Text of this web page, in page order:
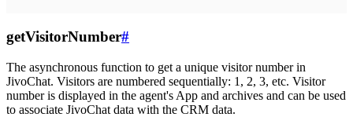
getVisitorNumber#
The asynchronous function to get a unique visitor number in
JivoChat. Visitors are numbered sequentially: 1, 2, 3, etc. Visitor
number is displayed in the agent's App and archives and can be used
to associate JivoChat data with the CRM data.